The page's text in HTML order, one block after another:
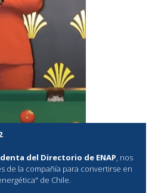
del Directorio de ENAP, nos
de la compañía para convertirse en
de Chile.